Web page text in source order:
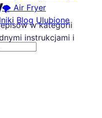
🌪️ Air Fryer
Blog Ulubione
w kategorii
instrukcjami i